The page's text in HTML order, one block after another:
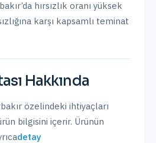
’da hırsızlık oranı yüksek
karşı kapsamlı teminat
Hakkında
özelindeki ihtiyaçları
bilgisini içerir. Ürünün
detay